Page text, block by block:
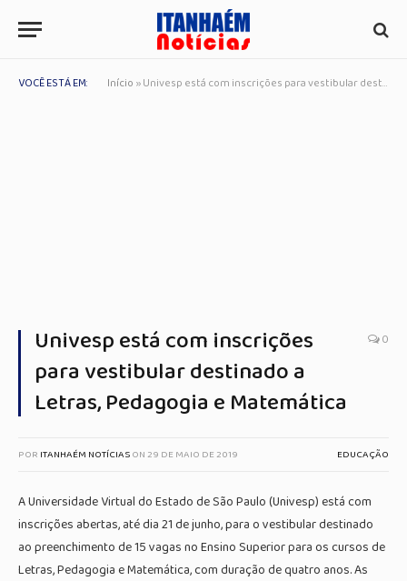
VOCÊ ESTÁ EM: Início »Univesp está com inscrições para vestibular destinado a Letras, Pedagogia e Matemática
Univesp está com inscrições
para vestibular destinado a
Letras, Pedagogia e Matemática
0
POR ITANHAÉM NOTÍCIASON29 DE MAIO DE 2019 EDUCAÇÃO
A Universidade Virtual do Estado de São Paulo (Univesp) está com
inscrições abertas, até dia 21 de junho, para o vestibular destinado
ao preenchimento de 15 vagas no Ensino Superior para os cursos de
Letras, Pedagogia e Matemática, com duração de quatro anos. As